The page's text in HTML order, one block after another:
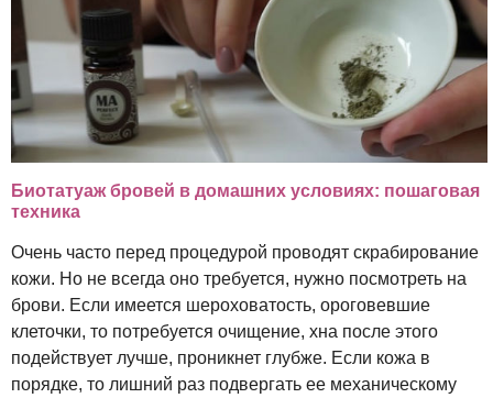
Биотатуаж бровей в домашних условиях: пошаговая
техника
Очень часто перед процедурой проводят скрабирование
кожи. Но не всегда оно требуется, нужно посмотреть на
брови. Если имеется шероховатость, ороговевшие
клеточки, то потребуется очищение, хна после этого
подействует лучше, проникнет глубже. Если кожа в
порядке, то лишний раз подвергать ее механическому